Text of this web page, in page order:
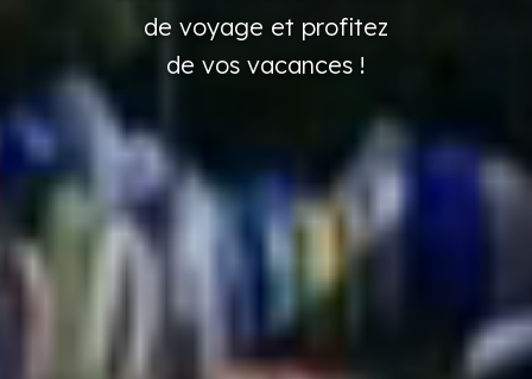
de voyage et profitez
de vos vacances !